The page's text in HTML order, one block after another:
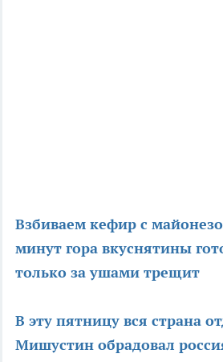
Взбиваем кефир с
минут гора вкуснятины
только за ушами трещит
В эту пятницу вся страна
Мишустин обрадовал